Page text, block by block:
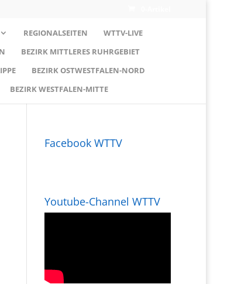
REGIONALSEITEN
WTTV-LIVE
BEZIRK MITTLERES RUHRGEBIET
BEZIRK OSTWESTFALEN-NORD
BEZIRK WESTFALEN-MITTE
Facebook WTTV
Youtube-Channel WTTV